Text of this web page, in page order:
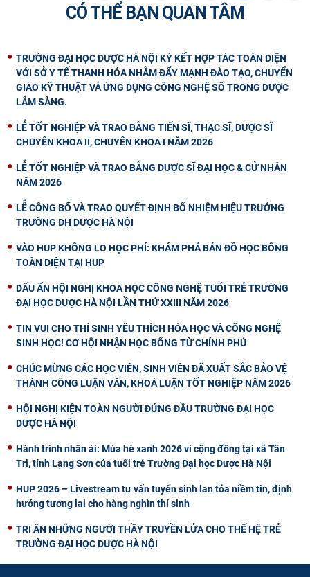
CÓ THỂ BẠN QUAN TÂM
TRƯỜNG ĐẠI HỌC DƯỢC HÀ NỘI KÝ KẾT HỢP TÁC TOÀN DIỆN
VỚI SỞ Y TẾ THANH HÓA NHẰM ĐẨY MẠNH ĐÀO TẠO, CHUYỂN
GIAO KỸ THUẬT VÀ ỨNG DỤNG CÔNG NGHỆ SỐ TRONG DƯỢC
LÂM SÀNG.
LỄ TỐT NGHIỆP VÀ TRAO BẰNG TIẾN SĨ, THẠC SĨ, DƯỢC SĨ
CHUYÊN KHOA II, CHUYÊN KHOA I NĂM 2026
LỄ TỐT NGHIỆP VÀ TRAO BẰNG DƯỢC SĨ ĐẠI HỌC & CỬ NHÂN
NĂM 2026
LỄ CÔNG BỐ VÀ TRAO QUYẾT ĐỊNH BỔ NHIỆM HIỆU TRƯỞNG
TRƯỜNG ĐH DƯỢC HÀ NỘI
VÀO HUP KHÔNG LO HỌC PHÍ: KHÁM PHÁ BẢN ĐỒ HỌC BỔNG
TOÀN DIỆN TẠI HUP
DẤU ẤN HỘI NGHỊ KHOA HỌC CÔNG NGHỆ TUỔI TRẺ TRƯỜNG
ĐẠI HỌC DƯỢC HÀ NỘI LẦN THỨ XXIII NĂM 2026
TIN VUI CHO THÍ SINH YÊU THÍCH HÓA HỌC VÀ CÔNG NGHỆ
SINH HỌC! CƠ HỘI NHẬN HỌC BỔNG TỪ CHÍNH PHỦ
CHÚC MỪNG CÁC HỌC VIÊN, SINH VIÊN ĐÃ XUẤT SẮC BẢO VỆ
THÀNH CÔNG LUẬN VĂN, KHOÁ LUẬN TỐT NGHIỆP NĂM 2026
HỘI NGHỊ KIỆN TOÀN NGƯỜI ĐỨNG ĐẦU TRƯỜNG ĐẠI HỌC
DƯỢC HÀ NỘI
Hành trình nhân ái: Mùa hè xanh 2026 vì cộng đồng tại xã Tân
Tri, tỉnh Lạng Sơn của tuổi trẻ Trường Đại học Dược Hà Nội
HUP 2026 – Livestream tư vấn tuyển sinh lan tỏa niềm tin, định
hướng tương lai cho hàng nghìn thí sinh
TRI ÂN NHỮNG NGƯỜI THẦY TRUYỀN LỬA CHO THẾ HỆ TRẺ
TRƯỜNG ĐẠI HỌC DƯỢC HÀ NỘI